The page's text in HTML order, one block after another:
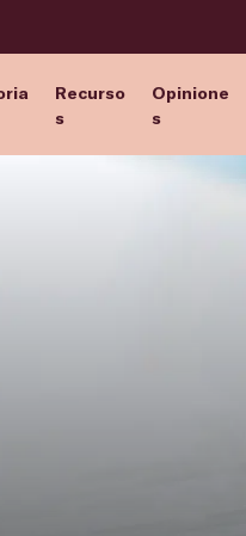
Recurso
s
Opinione
s